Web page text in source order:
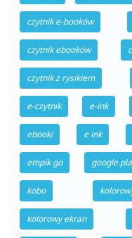
czytnik e-booków
czytnik ebooków
czytnik z rysikiem
e-czytnik e-ink
ebooki e ink
empik go google
kobo
kolorowy ekran